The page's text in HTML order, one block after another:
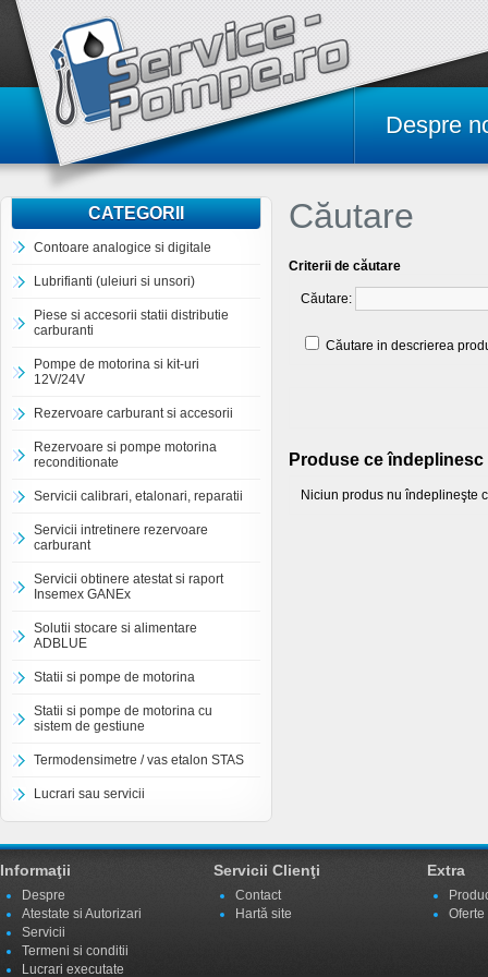
Despre
CATEGORII
Contoare analogice si digitale
Lubrifianti (uleiuri si unsori)
Piese si accesorii statii distributie
carburanti
Pompe de motorina si kit-uri
12V/24V
Rezervoare carburant si accesorii
Rezervoare si pompe motorina
reconditionate
Servicii calibrari, etalonari, reparatii
Servicii intretinere rezervoare
carburant
Servicii obtinere atestat si raport
Insemex GANEx
Solutii stocare si alimentare
ADBLUE
Statii si pompe de motorina
Statii si pompe de motorina cu
sistem de gestiune
Termodensimetre / vas etalon STAS
Lucrari sau servicii
Căutare
Criterii de căutare
Căutare:
Căutare in descrierea
Produse ce
Niciun produs nu îndeplineşte
Informaţii
Despre
Atestate si Autorizari
Servicii
Termeni si conditii
Lucrari executate
Servicii Clienţi
Contact
Hartă site
Extra